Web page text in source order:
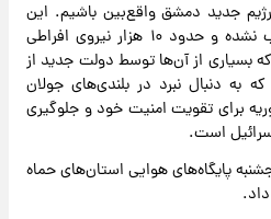
جدید دمشق واقع‌بین باشیم. این
رژیم به طور دموکراتیک انتخاب نشده و حدود ۱۰‌ هزار نیروی افراطی
بسیاری از آن‌ها توسط دولت جدید از
به دنبال نبرد در بلندی‌های جولان
برای تقویت امنیت خود و جلوگیری
است.
پایگاه‌های هوایی استان‌های حماه